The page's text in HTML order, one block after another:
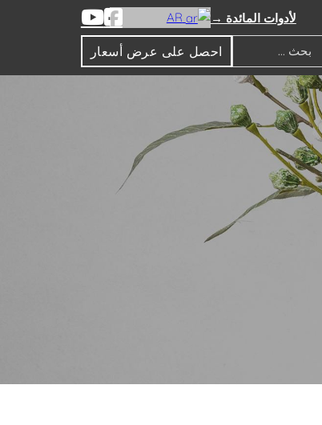
لأدوات المائدة →
بحث
احصل على عرض أسعار